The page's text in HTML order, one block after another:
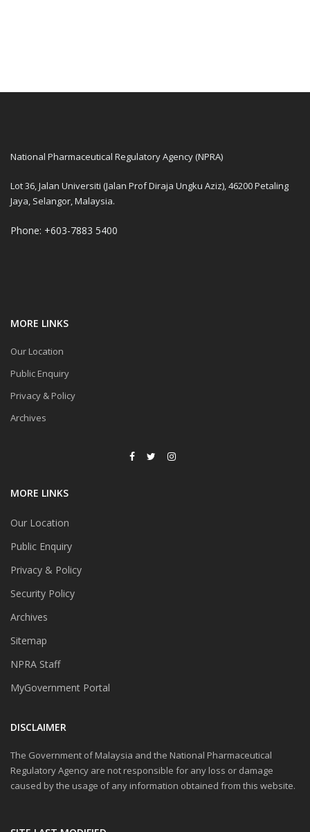
National Pharmaceutical Regulatory Agency (NPRA)
Lot 36, Jalan Universiti (Jalan Prof Diraja Ungku Aziz), 46200 Petaling
Jaya, Selangor, Malaysia.
Phone: +603-7883 5400
MORE LINKS
Our Location
Public Enquiry
Privacy & Policy
Archives
MORE LINKS
Our Location
Public Enquiry
Privacy & Policy
Security Policy
Archives
Sitemap
NPRA Staff
MyGovernment Portal
DISCLAIMER
The Government of Malaysia and the National Pharmaceutical
Regulatory Agency are not responsible for any loss or damage
caused by the usage of any information obtained from this website.